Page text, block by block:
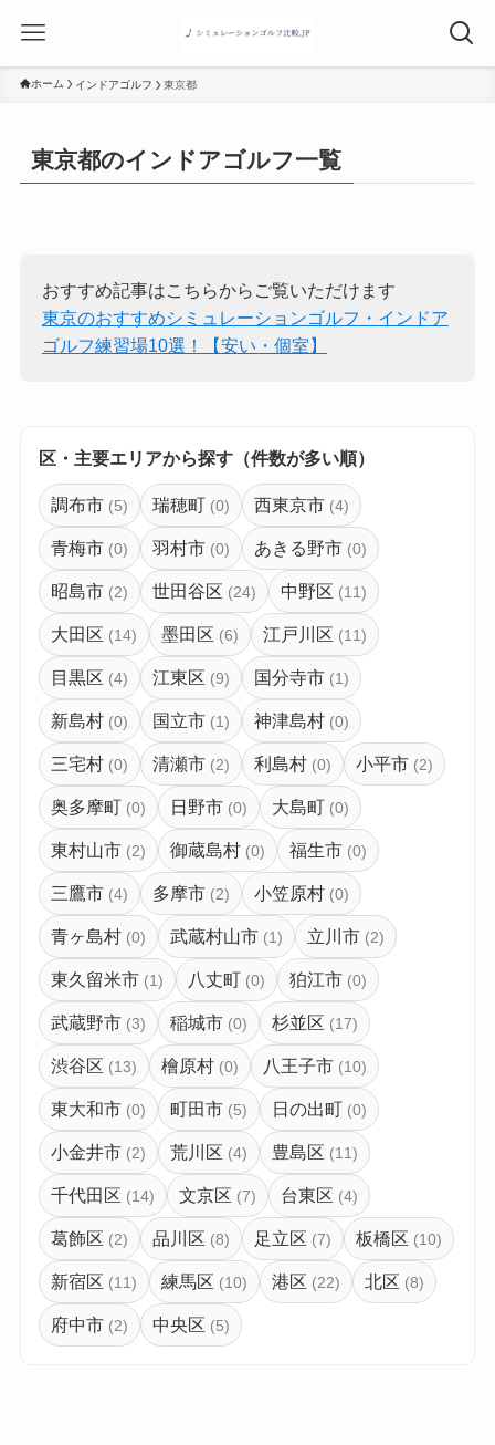
ホーム インドアゴルフ 東京都
東京都のインドアゴルフ一覧
おすすめ記事はこちらからご覧いただけます
東京のおすすめシミュレーションゴルフ・インドア
ゴルフ練習場10選！【安い・個室】
区・主要エリアから探す（件数が多い順）
調布市 (5) 瑞穂町 (0) 西東京市 (4)
青梅市 (0) 羽村市 (0) あきる野市 (0)
昭島市 (2) 世田谷区 (24) 中野区 (11)
大田区 (14) 墨田区 (6) 江戸川区 (11)
目黒区 (4) 江東区 (9) 国分寺市 (1)
新島村 (0) 国立市 (1) 神津島村 (0)
三宅村 (0) 清瀬市 (2) 利島村 (0) 小平市 (2)
奥多摩町 (0) 日野市 (0) 大島町 (0)
東村山市 (2) 御蔵島村 (0) 福生市 (0)
三鷹市 (4) 多摩市 (2) 小笠原村 (0)
青ヶ島村 (0) 武蔵村山市 (1) 立川市 (2)
東久留米市 (1) 八丈町 (0) 狛江市 (0)
武蔵野市 (3) 稲城市 (0) 杉並区 (17)
渋谷区 (13) 檜原村 (0) 八王子市 (10)
東大和市 (0) 町田市 (5) 日の出町 (0)
小金井市 (2) 荒川区 (4) 豊島区 (11)
千代田区 (14) 文京区 (7) 台東区 (4)
葛飾区 (2) 品川区 (8) 足立区 (7) 板橋区 (10)
新宿区 (11) 練馬区 (10) 港区 (22) 北区 (8)
府中市 (2) 中央区 (5)